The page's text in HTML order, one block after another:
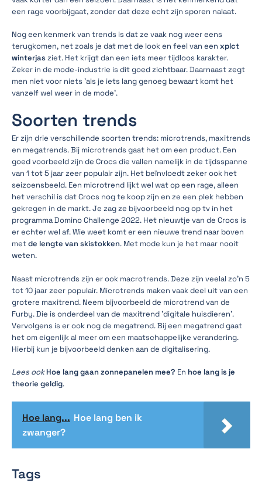
een rage voorbijgaat, zonder dat deze echt zijn sporen nalaat.
Nog een kenmerk van trends is dat ze vaak nog weer eens
terugkomen, net zoals je dat met de look en feel van een xplct
winterjasziet. Het krijgt dan een iets meer tijdloos karakter.
Zeker in de mode-industrie is dit goed zichtbaar. Daarnaast zegt
men niet voor niets 'als je iets lang genoeg bewaart komt het
vanzelf wel weer in de mode'.
Soorten trends
Er zijn drie verschillende soorten trends: microtrends, maxitrends
en megatrends. Bij microtrends gaat het om een product. Een
goed voorbeeld zijn de Crocs die vallen namelijk in de tijdsspanne
van 1 tot 5 jaar zeer populair zijn. Het beïnvloedt zeker ook het
seizoensbeeld. Een microtrend lijkt wel wat op een rage, alleen
het verschil is dat Crocs nog te koop zijn en ze een plek hebben
gekregen in de markt. Je zag ze bijvoorbeeld nog op tv in het
programma Domino Challenge 2022. Het nieuwtje van de Crocs is
er echter wel af. Wie weet komt er een nieuwe trend naar boven
metde lengte van skistokken. Met mode kun je het maar nooit
weten.
Naast microtrends zijn er ook macrotrends. Deze zijn veelal zo'n 5
tot 10 jaar zeer populair. Microtrends maken vaak deel uit van een
grotere maxitrend. Neem bijvoorbeeld de microtrend van de
Furby. Die is onderdeel van de maxitrend 'digitale huisdieren'.
Vervolgens is er ook nog de megatrend. Bij een megatrend gaat
het om eigenlijk al meer om een maatschappelijke verandering.
Hierbij kun je bijvoorbeeld denken aan de digitalisering.
Lees ookHoe lang gaan zonnepanelen mee? En hoe lang is je
theorie geldig.
Hoe lang... Hoe lang ben ik
zwanger?
Tags